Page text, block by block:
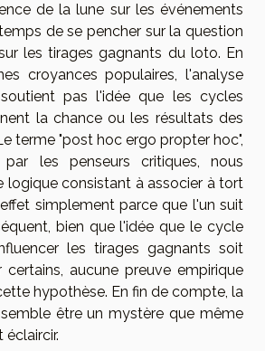
de la lune sur les événements
de se pencher sur la question
les tirages gagnants du loto. En
croyances populaires, l'analyse
pas l'idée que les cycles
la chance ou les résultats des
terme "post hoc ergo propter hoc",
les penseurs critiques, nous
logique consistant à associer à tort
simplement parce que l'un suit
bien que l'idée que le cycle
les tirages gagnants soit
certains, aucune preuve empirique
hypothèse. En fin de compte, la
être un mystère que même
éclaircir.